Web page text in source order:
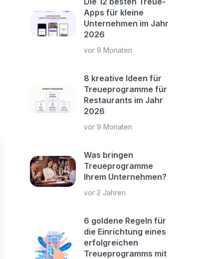
Apps für kleine
Unternehmen im Jahr
2026
vor 9 Monaten
8 kreative Ideen für
Treueprogramme für
Restaurants im Jahr
2026
vor 9 Monaten
Was bringen
Treueprogramme
Ihrem Unternehmen?
vor 2 Jahren
6 goldene Regeln für
die Einrichtung eines
erfolgreichen
Treueprogramms mit